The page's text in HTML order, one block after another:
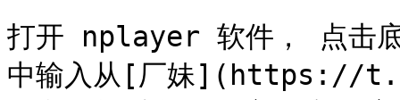
打开 nplayer 软件， 点击底
中输入从[厂妹](https://